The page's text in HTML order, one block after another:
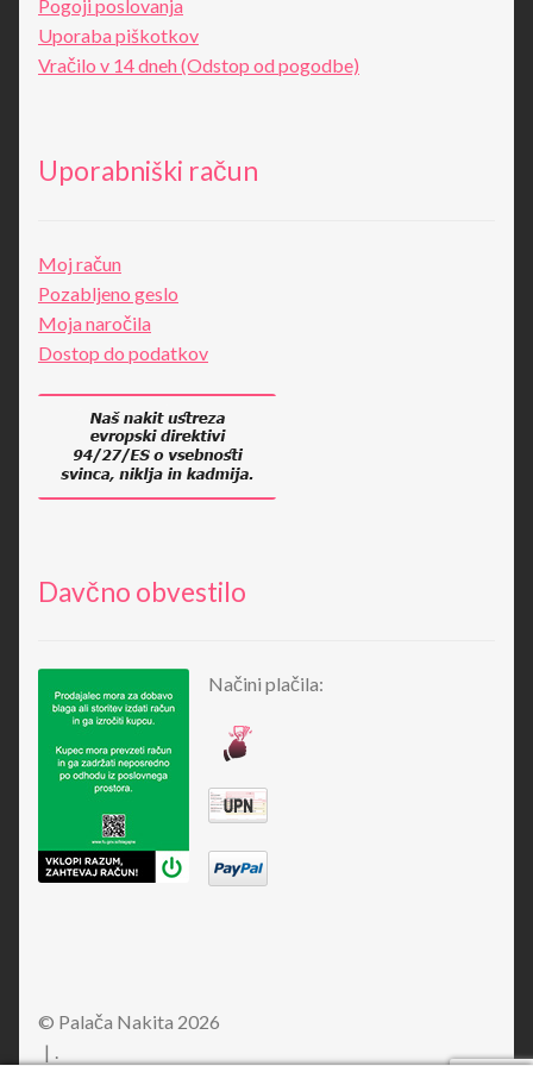
Pogoji poslovanja
Uporaba piškotkov
Vračilo v 14 dneh (Odstop od pogodbe)
Uporabniški račun
Moj račun
Pozabljeno geslo
Moja naročila
Dostop do podatkov
Davčno obvestilo
Načini plačila:
© Palača Nakita 2026
.